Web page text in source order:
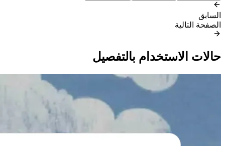
السابق
الصفحة التالية
حالات الاستخدام بالتفصيل